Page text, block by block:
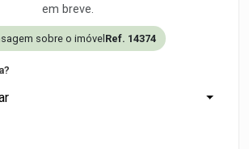
em breve.
sobre o imóvel Ref. 14374